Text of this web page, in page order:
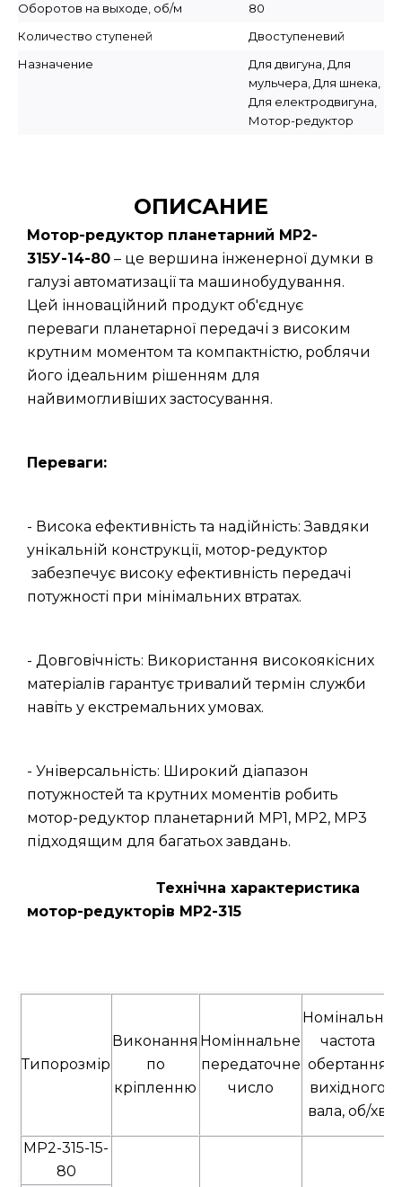
Оборотов на выходе, об/м
80
Количество ступеней
Двоступеневий
Назначение
Для двигуна, Для
мульчера, Для шнека,
Для електродвигуна,
Мотор-редуктор
ОПИСАНИЕ
Мотор-редуктор планетарний МР2-
315У-14-80 – це вершина інженерної думки в
галузі автоматизації та машинобудування.
Цей інноваційний продукт об'єднує
переваги планетарної передачі з високим
крутним моментом та компактністю, роблячи
його ідеальним рішенням для
найвимогливіших застосування.
Переваги:
- Висока ефективність та надійність: Завдяки
унікальній конструкції, мотор-редуктор
забезпечує високу ефективність передачі
потужності при мінімальних втратах.
- Довговічність: Використання високоякісних
матеріалів гарантує тривалий термін служби
навіть у екстремальних умовах.
- Універсальність: Широкий діапазон
потужностей та крутних моментів робить
мотор-редуктор планетарний МР1, МР2, МР3
підходящим для багатьох завдань.
Технічна характеристика
мотор-редукторів МР2-315
Типорозмір
Виконання
по
кріпленню
Номіннальне
передаточне
число
Номінальна
частота
обертання
вихідного
вала, об/хв
МР2-315-15-
80